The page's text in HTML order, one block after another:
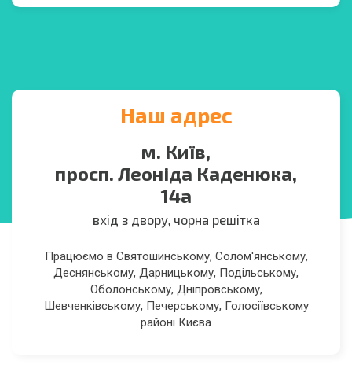
Наш адрес
м. Київ,
просп. Леоніда Каденюка,
14а
вхід з двору, чорна решітка
Працюємо в Святошинському, Солом'янському,
Деснянському, Дарницькому, Подільському,
Оболонському, Дніпровському,
Шевченківському, Печерському, Голосіївському
районі Києва